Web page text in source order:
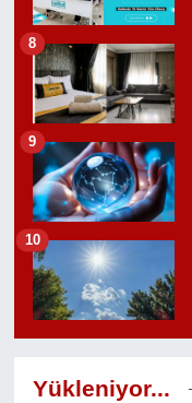
8
9
10
Yükleniyor...